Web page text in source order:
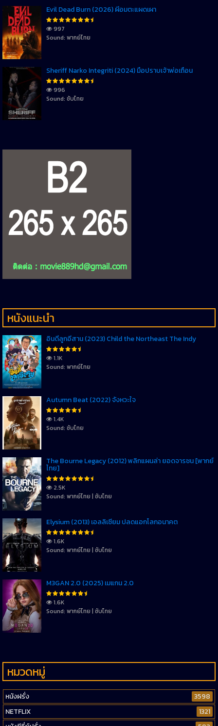
Evil Dead Burn (2026) ผีอมตะแผดเผา
997
Sound: พากย์ไทย
Sheriff Narko Integriti (2024) มือปราบเจ้าพ่อเถื่อน
996
Sound: ซับไทย
หนังแนะนำ
อินดี้ลูกอีสาน (2023) Child the Northeast The Indy
1.1K
Sound: พากย์ไทย
Autumn Beat (2022) จังหวะใจ
1.4K
Sound: ซับไทย
The Bourne Legacy (2012) พลิกแผนล่า ยอดจารชน [พากย์
ไทย]
2.5K
Sound: พากย์ไทย | ซับไทย
Elysium (2013) เอลลิเซี่ยม ปลดแอกโลกอนาคต
1.6K
Sound: พากย์ไทย | ซับไทย
M3GAN 2.0 (2025) เมแกน 2.0
1.6K
Sound: พากย์ไทย | ซับไทย
หมวดหมู่
หนังฝรั่ง
3598
NETFLIX
1321